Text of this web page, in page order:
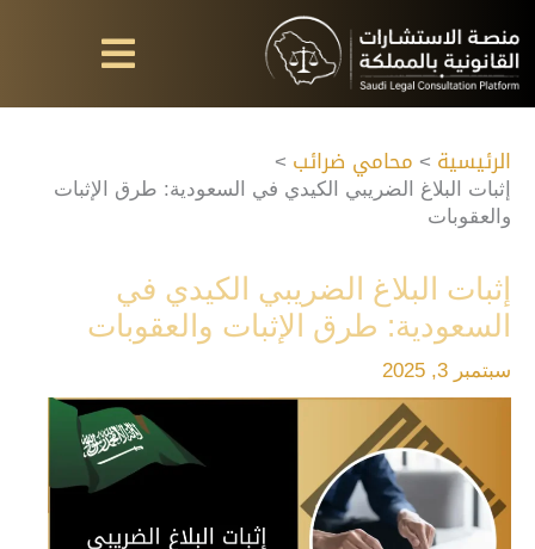
إلى
المحتوى
الرئيسية محامي ضرائب
إثبات البلاغ الضريبي الكيدي في السعودية: طرق الإثبات
والعقوبات
إثبات البلاغ الضريبي الكيدي في
السعودية: طرق الإثبات والعقوبات
سبتمبر 3, 2025